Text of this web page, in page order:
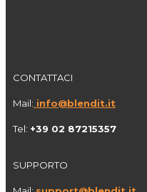
CONTATTACI
Mail: info@blendit.it
Tel: +39 02 87215357
SUPPORTO